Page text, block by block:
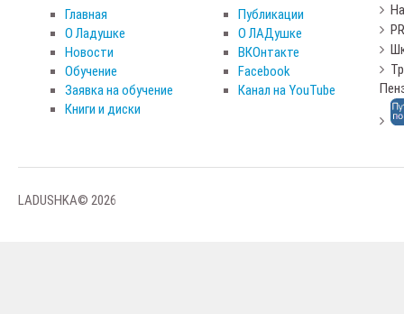
Главная
О Ладушке
Новости
Обучение
Заявка на обучение
Книги и диски
Публикации
О ЛАДушке
ВКОнтакте
Facebook
Канал на YouTube
LADUSHKA© 2026